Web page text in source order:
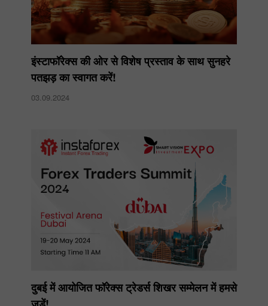
इंस्टाफॉरेक्स की ओर से विशेष प्रस्ताव के साथ सुनहरे
पतझड़ का स्वागत करें!
03.09.2024
दुबई में आयोजित फॉरेक्स ट्रेडर्स शिखर सम्मेलन में हमसे